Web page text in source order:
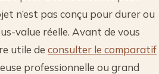
n’est pas conçu pour durer ou
value réelle. Avant de vous
utile de consulter le comparatif
professionnelle ou grand